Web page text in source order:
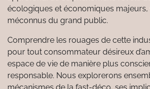
écologiques et économiques
méconnus du grand public.
Comprendre les rouages de cette
pour tout consommateur désireux
espace de vie de manière plus
responsable. Nous explorerons